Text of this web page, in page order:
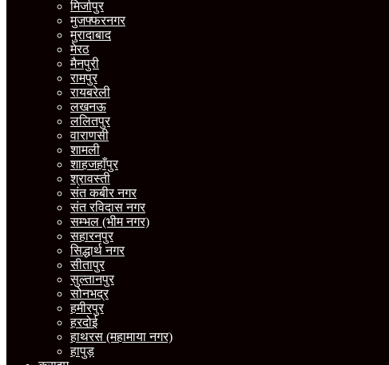
मिर्जापुर
मुजफ्फरनगर
मुरादाबाद
मेरठ
मैनपुरी
रामपुर
रायबरेली
लखनऊ
ललितपुर
वाराणसी
शामली
शाहजहाँपुर
श्रावस्ती
संत कबीर नगर
संत रविदास नगर
सम्भल (भीम नगर)
सहारनपुर
सिद्धार्थ नगर
सीतापुर
सुल्तानपुर
सोनभद्र
हमीरपुर
हरदोई
हाथरस (महामाया नगर)
हापुड़